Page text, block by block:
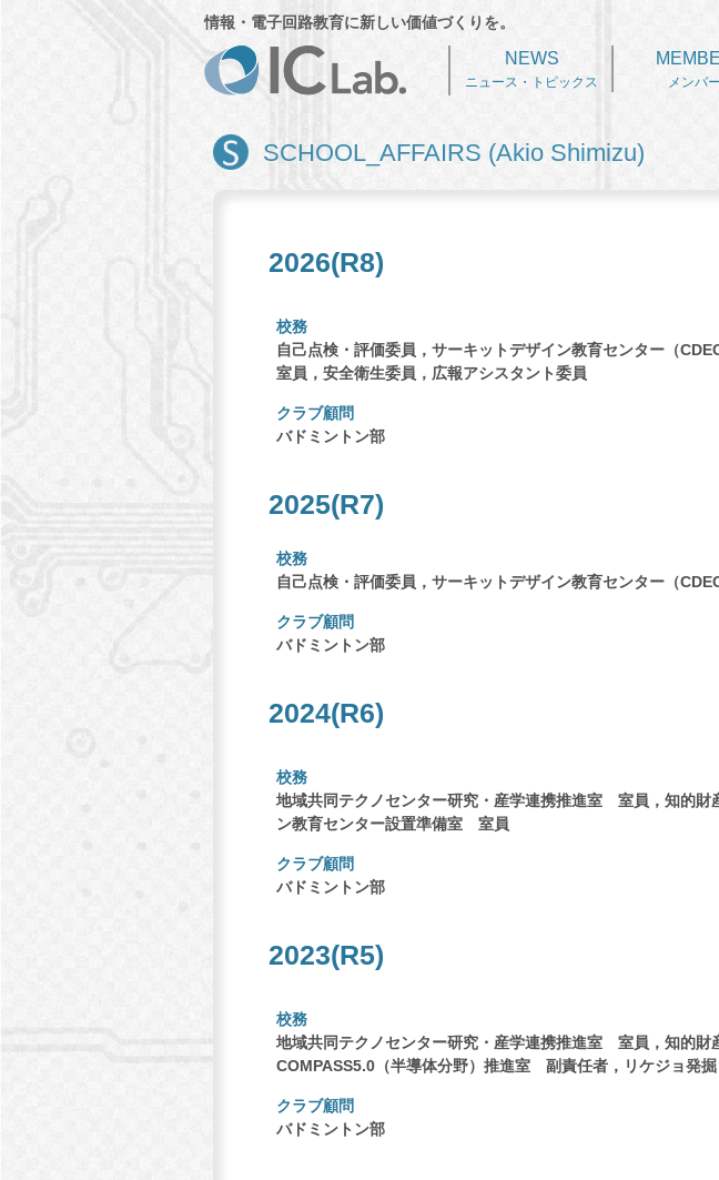
情報・電子回路教育に新しい価値づくりを。
NEWS
ニュース・トピックス メンバー
SCHOOL_AFFAIRS (Akio Shimizu)
2026(R8)
校務
自己点検・評価委員，サーキットデザイン教育センター（
室員，安全衛生委員，広報アシスタント委員
クラブ顧問
バドミントン部
2025(R7)
校務
自己点検・評価委員，サーキットデザイン教育センター（
クラブ顧問
バドミントン部
2024(R6)
校務
地域共同テクノセンター研究・産学連携推進室 室員，知的財
ン教育センター設置準備室 室員
クラブ顧問
バドミントン部
2023(R5)
校務
地域共同テクノセンター研究・産学連携推進室 室員，知的財
COMPASS5.0（半導体分野）推進室 副責任者，リケジョ発
クラブ顧問
バドミントン部